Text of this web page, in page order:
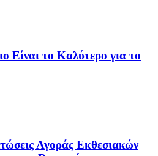
Είναι το Καλύτερο για το
Αγοράς Εκθεσιακών